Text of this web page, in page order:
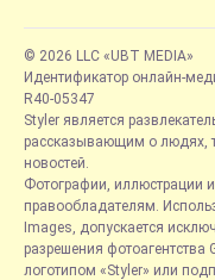
© 2026 LLC «UBT MEDIA»
Идентификатор онлайн-
R40-05347
Styler является
рассказывающим о людях,
новостей.
Фотографии, иллюстрации
правообладателям.
Images, допускается
разрешения
логотипом «Styler» или